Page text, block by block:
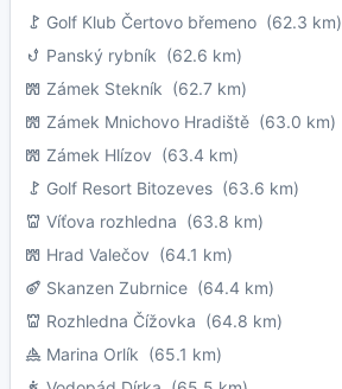
Golf Klub Čertovo břemeno (62.3 km)
Panský rybník (62.6 km)
Zámek Stekník (62.7 km)
Zámek Mnichovo Hradiště (63.0 km)
Zámek Hlízov (63.4 km)
Golf Resort Bitozeves (63.6 km)
Víťova rozhledna (63.8 km)
Hrad Valečov (64.1 km)
Skanzen Zubrnice (64.4 km)
Rozhledna Čížovka (64.8 km)
Marina Orlík (65.1 km)